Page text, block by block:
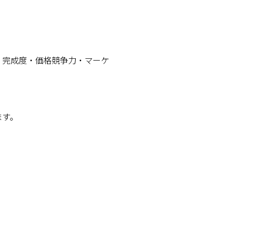
成度・価格競争力・マーケ
。